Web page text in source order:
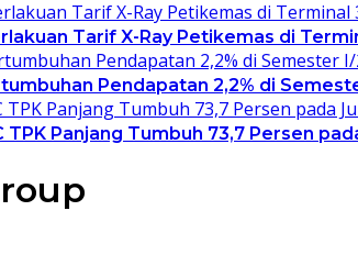
Tarif X-Ray Petikemas di
Pendapatan 2,2% di
Panjang Tumbuh 73,7 Persen